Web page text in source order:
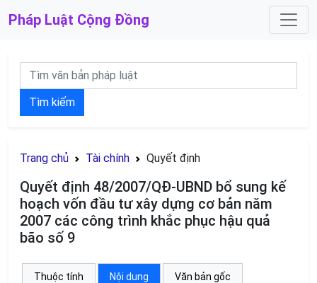
Pháp Luật Cộng Đồng
Tìm kiếm
Trang chủ Tài chính Quyết định
Quyết định 48/2007/QĐ-UBND bổ sung kế
hoạch vốn đầu tư xây dựng cơ bản năm
2007 các công trình khắc phục hậu quả
bão số 9
Thuộc tính Nội dung Văn bản gốc